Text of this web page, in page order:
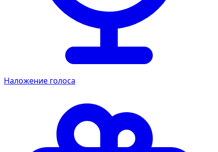
Наложение голоса